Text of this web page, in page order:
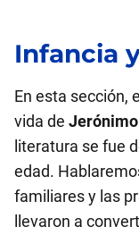
Infancia
En esta sección,
vida de
literatura se fue
edad.
familiares y las
llevaron a